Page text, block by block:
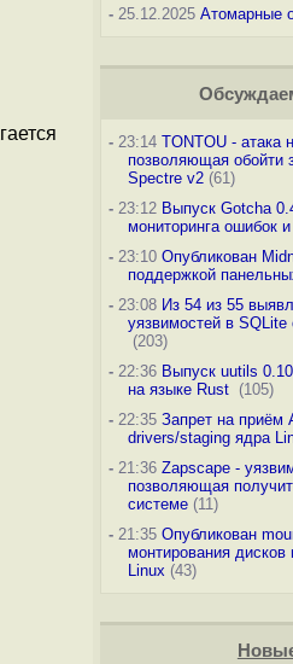
-25.12.2025 Атомарные
-23:14 TONTOU - атака
позволяющая обойти
Spectre v2(61)
-23:12 Выпуск Gotcha
мониторинга ошибок
-23:10 Опубликован
поддержкой
-23:08 Из 54 из 55
уязвимостей в
(203)
-22:36 Выпуск uutils
на языке Rust (105)
-22:35 Запрет на приём
drivers/staging ядра
-21:36 Zapscape -
позволяющая
системе(11)
-21:35 Опубликован
монтирования
Linux (43)